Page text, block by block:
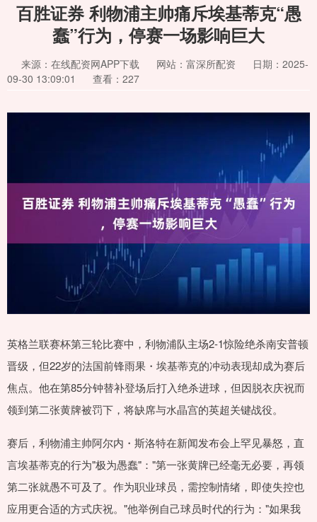
百胜证券 利物浦主帅痛斥埃基蒂克“愚
蠢”行为，停赛一场影响巨大
来源：在线配资网APP下载 网站：富深所配资
日期：2025-
09-30 13:09:01
查看：227
英格兰联赛杯第三轮比赛中，利物浦队主场2-1惊险绝杀南安普顿
晋级，但22岁的法国前锋雨果・埃基蒂克的冲动表现却成为赛后
焦点。他在第85分钟替补登场后打入绝杀进球，但因脱衣庆祝而
领到第二张黄牌被罚下，将缺席与水晶宫的英超关键战役。
赛后，利物浦主帅阿尔内・斯洛特在新闻发布会上罕见暴怒，直
言埃基蒂克的行为"极为愚蠢"："第一张黄牌已经毫无必要，再领
第二张就愚不可及了。作为职业球员，需控制情绪，即使失控也
应用更合适的方式庆祝。"他举例自己球员时代的行为："如果我